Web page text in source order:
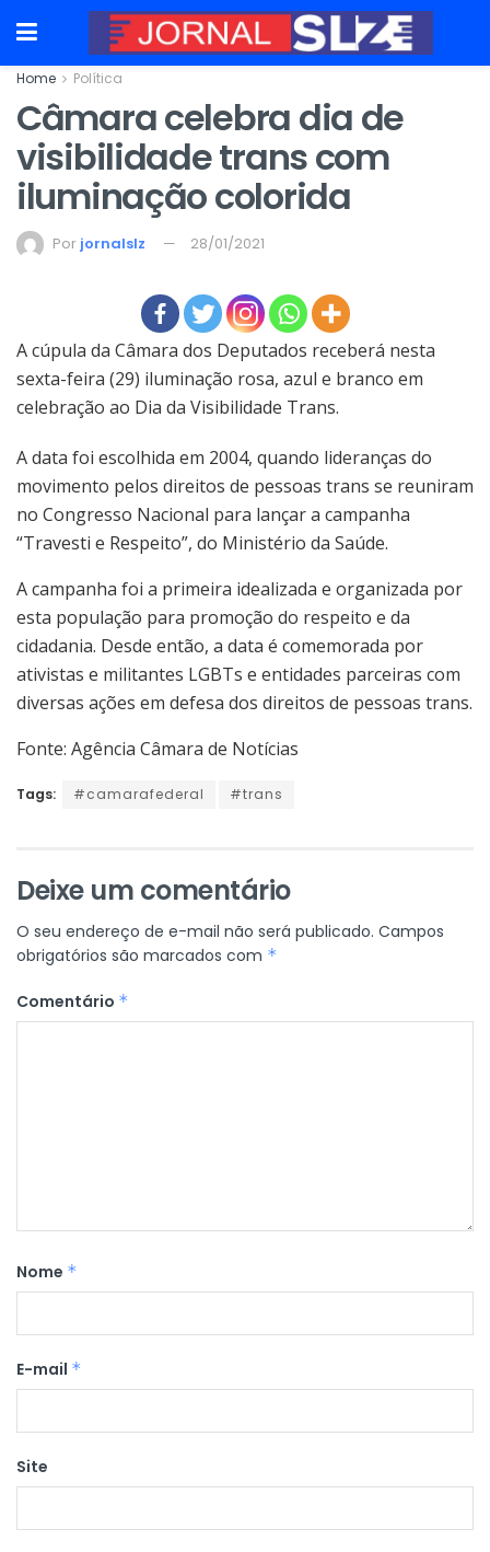
Home Política
Câmara celebra dia de
visibilidade trans com
iluminação colorida
Por jornalslz 28/01/2021
A cúpula da Câmara dos Deputados receberá nesta
sexta-feira (29) iluminação rosa, azul e branco em
celebração ao Dia da Visibilidade Trans.
A data foi escolhida em 2004, quando lideranças do
movimento pelos direitos de pessoas trans se reuniram
no Congresso Nacional para lançar a campanha
“Travesti e Respeito”, do Ministério da Saúde.
A campanha foi a primeira idealizada e organizada por
esta população para promoção do respeito e da
cidadania. Desde então, a data é comemorada por
ativistas e militantes LGBTs e entidades parceiras com
diversas ações em defesa dos direitos de pessoas trans.
Fonte: Agência Câmara de Notícias
Tags: #camarafederal #trans
Deixe um comentário
O seu endereço de e-mail não será publicado. Campos
obrigatórios são marcados com *
Comentário *
Nome *
E-mail *
Site